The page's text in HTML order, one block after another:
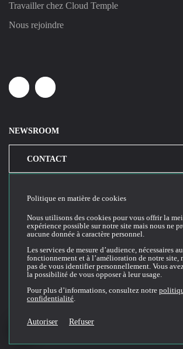
Travailler chez Cloud Temple
Nous rejoindre
LinkedinYoutube
NEWSROOM
CONTACT
Conditions générales d'utilisation du site web
Politique de confidentialité
Politique de cookies
Conditions Générales de Vente et Utilisation (CGVU)
Politique en matière de cookies
Nous utilisons des cookies pour vous offrir la
expérience possible sur notre site mais nous ne
aucune donnée à caractère personnel.
Les services de mesure d’audience, nécessaires au
fonctionnement et à l’amélioration de notre site,
pas de vous identifier personnellement. Vous
la possibilité de vous opposer à leur usage.
Pour plus d’informations, consultez notre
confidentialité.
Autoriser Refuser